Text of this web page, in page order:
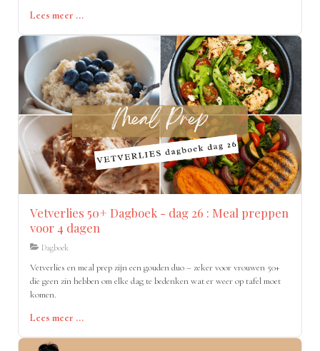
Lees meer ...
Vetverlies 50+ Dagboek - dag 26 : Meal preppen
voor 4 dagen
Dagboek
Vetverlies en meal prep zijn een gouden duo – zeker voor vrouwen 50+
die geen zin hebben om elke dag te bedenken wat er weer op tafel moet
komen.
Lees meer ...